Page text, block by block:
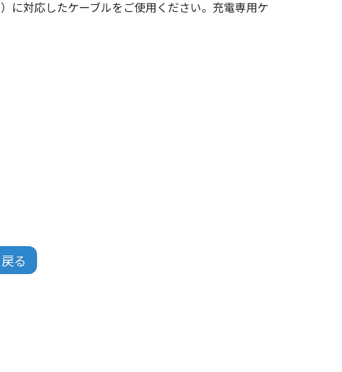
に対応したケーブルをご使用ください。充電専用ケ
る